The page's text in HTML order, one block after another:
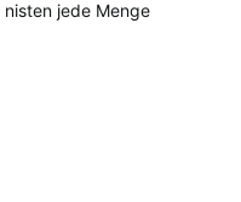
jede Menge